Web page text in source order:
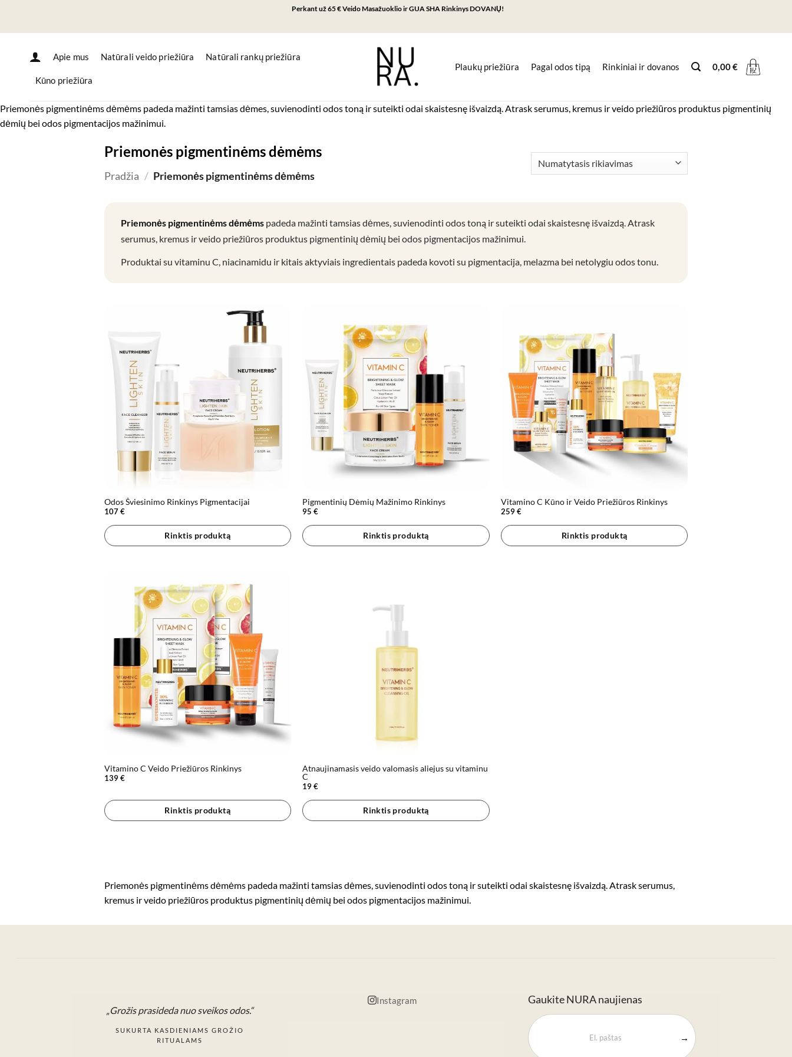
content
Perkant už 65 € Veido Masažuoklio ir GUA SHA Rinkinys DOVANŲ!
Apie mus Natūrali veido priežiūra Natūrali rankų priežiūra
Kūno priežiūra
Plaukų priežiūra Pagal odos tipą Rinkiniai ir dovanos 0,00€
Priemonės pigmentinėms dėmėms padeda mažinti tamsias dėmes, suvienodinti odos toną ir suteikti odai skaistesnę išvaizdą. Atrask serumus, kremus ir veido priežiūros produktus pigmentinių
dėmių bei odos pigmentacijos mažinimui.
Priemonės pigmentinėms dėmėms
Pradžia / Priemonės pigmentinėms dėmėms
Priemonės pigmentinėms dėmėms padeda mažinti tamsias dėmes, suvienodinti odos toną ir suteikti odai skaistesnę išvaizdą. Atrask
serumus, kremus ir veido priežiūros produktus pigmentinių dėmių bei odos pigmentacijos mažinimui.
Produktai su vitaminu C, niacinamidu ir kitais aktyviais ingredientais padeda kovoti su pigmentacija, melazma bei netolygiu odos tonu.
Odos Šviesinimo Rinkinys Pigmentacijai
107€
Rinktis produktą
Pigmentinių Dėmių Mažinimo Rinkinys
95€
Rinktis produktą
Vitamino C Kūno ir Veido Priežiūros Rinkinys
259€
Rinktis produktą
Vitamino C Veido Priežiūros Rinkinys
139€
Rinktis produktą
Atnaujinamasis veido valomasis aliejus su vitaminu
C
19€
Rinktis produktą
Priemonės pigmentinėms dėmėms padeda mažinti tamsias dėmes, suvienodinti odos toną ir suteikti odai skaistesnę išvaizdą. Atrask serumus,
kremus ir veido priežiūros produktus pigmentinių dėmių bei odos pigmentacijos mažinimui.
„Grožis prasideda nuo sveikos odos.“
SUKURTA KASDIENIAMS GROŽIO
RITUALAMS
Instagram Gaukite NURA naujienas
→